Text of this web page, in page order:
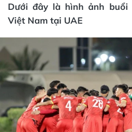
Dưới đây là hình ảnh
Việt Nam tại UAE